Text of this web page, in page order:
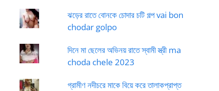
ঝড়ের রাতে বোনকে চোদার চটি গল্প vai bon
chodar golpo
দিনে মা ছেলের অভিনয় রাতে স্বামী স্ত্রী ma
choda chele 2023
গ্রামীণ নদীচরে মাকে বিয়ে করে তালাকপ্রাপ্ত